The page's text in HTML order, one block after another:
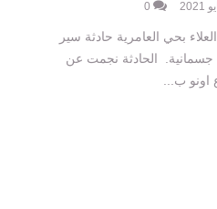
0
بحي العامرية حادثة سير
الحادثة نجمت عن
اونو ب...